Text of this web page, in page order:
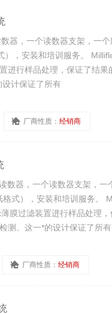
器，一个读数器支架，一
，安装和培训服务。
行样品处理，保证了结果
计保证了所有
厂商性质： 经销商
器，一个读数器支架，一
格式），安装和培训服务。
膜过滤装置进行样品处理
测。这一*的设计保证了所有
厂商性质： 经销商